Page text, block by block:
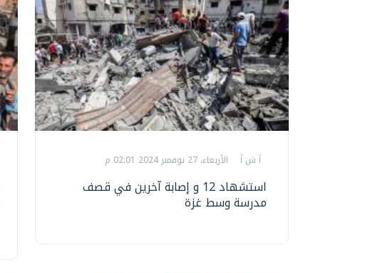
أ ش أ الأربعاء، 27 نوفمبر 2024 02:01 م
استشهاد 12 و إصابة آخرين في قصف
مدرسة وسط غزة